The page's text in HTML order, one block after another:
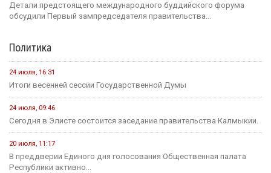
Детали предстоящего международного буддийского форума
обсудили Первый зампредседателя правительства...
Политика
24 июля, 16:31
Итоги весенней сессии Государственной Думы
24 июля, 09:46
Сегодня в Элисте состоится заседание правительства Калмыкии.
20 июля, 11:17
В преддверии Единого дня голосования Общественная палата
Республики активно...